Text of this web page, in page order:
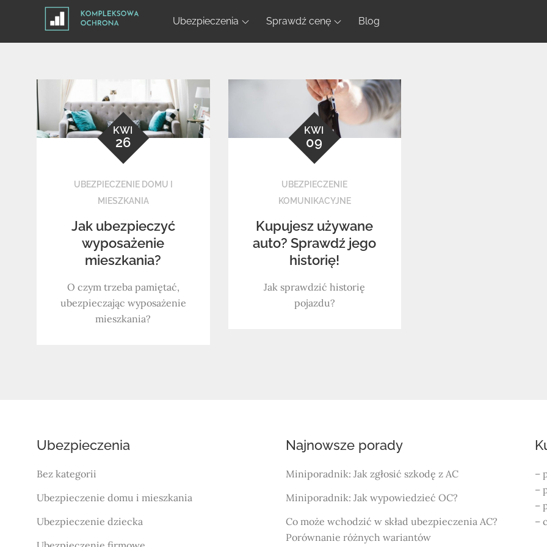
Ubezpieczenia Sprawdź cenę Blog
KWI
26
UBEZPIECZENIE DOMU I
MIESZKANIA
Jak ubezpieczyć
wyposażenie
mieszkania?
O czym trzeba pamiętać,
ubezpieczając wyposażenie
mieszkania?
KWI
09
UBEZPIECZENIE
KOMUNIKACYJNE
Kupujesz używane
auto? Sprawdź jego
historię!
Jak sprawdzić historię
pojazdu?
Ubezpieczenia
Bez kategorii
Ubezpieczenie domu i mieszkania
Ubezpieczenie dziecka
Najnowsze porady
Miniporadnik: Jak zgłosić szkodę z AC
Miniporadnik: Jak wypowiedzieć OC?
Co może wchodzić w skład ubezpieczenia AC?
Porównanie różnych wariantów
–
–
–
–